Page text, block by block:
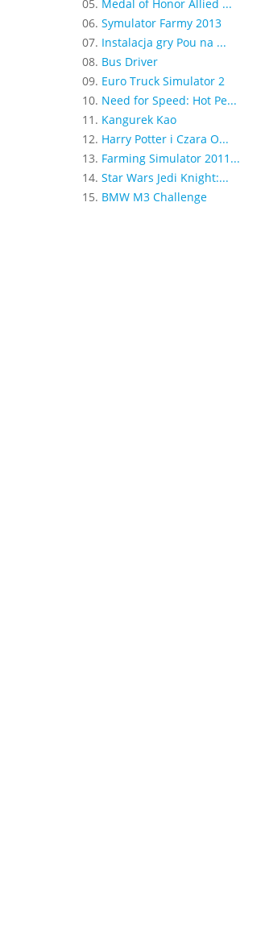
05. Medal of Honor Allied ...
06. Symulator Farmy 2013
07. Instalacja gry Pou na ...
08. Bus Driver
09. Euro Truck Simulator 2
10. Need for Speed: Hot Pe...
11. Kangurek Kao
12. Harry Potter i Czara O...
13. Farming Simulator 2011...
14. Star Wars Jedi Knight:...
15. BMW M3 Challenge